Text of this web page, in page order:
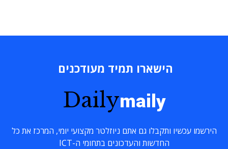
הישארו תמיד מעודכנים
Dailymaily
הירשמו עכשיו ותקבלו גם אתם ניוזלטר מקצועי יומי, המרכז את כל
החדשות והעדכונים בתחומי ה-ICT